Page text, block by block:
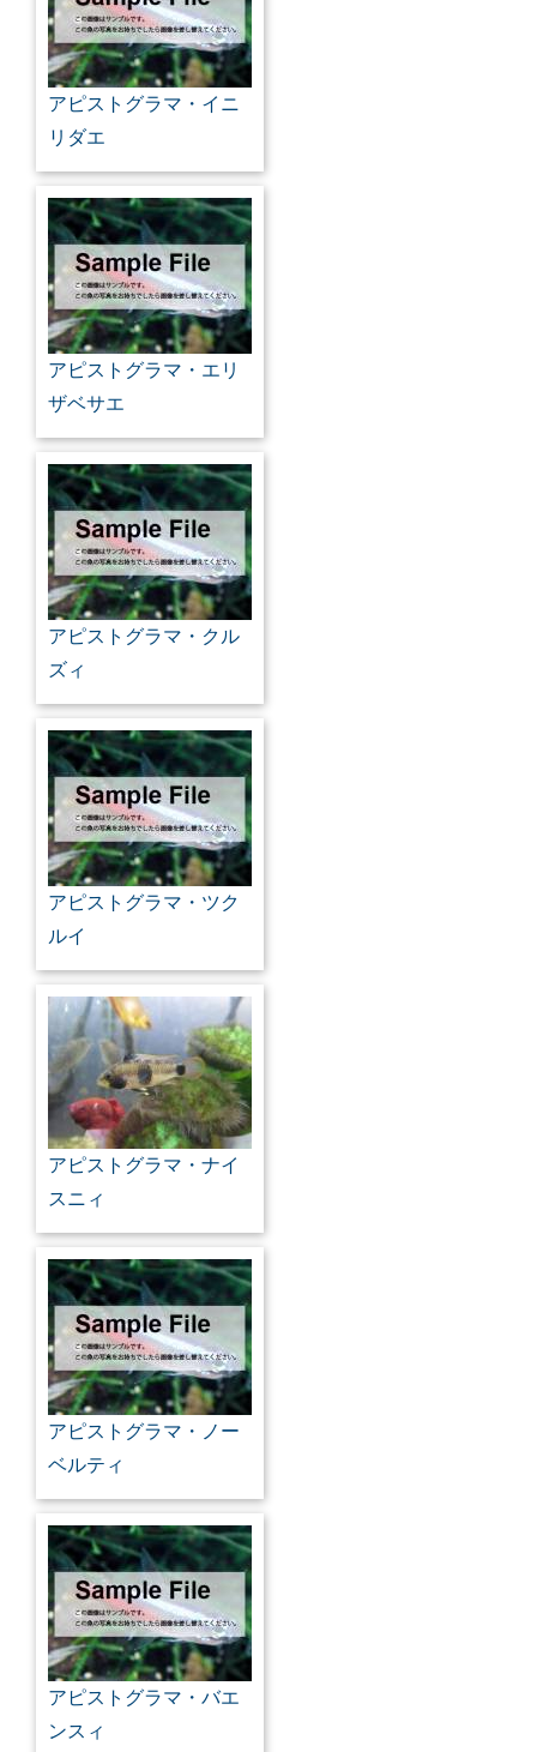
アピストグラマ・イニ
リダエ
アピストグラマ・エリ
ザベサエ
アピストグラマ・クル
ズィ
アピストグラマ・ツク
ルイ
アピストグラマ・ナイ
スニィ
アピストグラマ・ノー
ベルティ
アピストグラマ・バエ
ンスィ